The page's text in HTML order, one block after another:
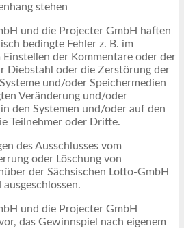
stehen
und die Projecter GmbH haften
bedingte Fehler z. B. im
der Kommentare oder der
Diebstahl oder die Zerstörung der
und/oder Speichermedien
Veränderung und/oder
den Systemen und/oder auf den
Teilnehmer oder Dritte.
des Ausschlusses vom
oder Löschung von
der Sächsischen Lotto-GmbH
und die Projecter GmbH
das Gewinnspiel nach eigenem